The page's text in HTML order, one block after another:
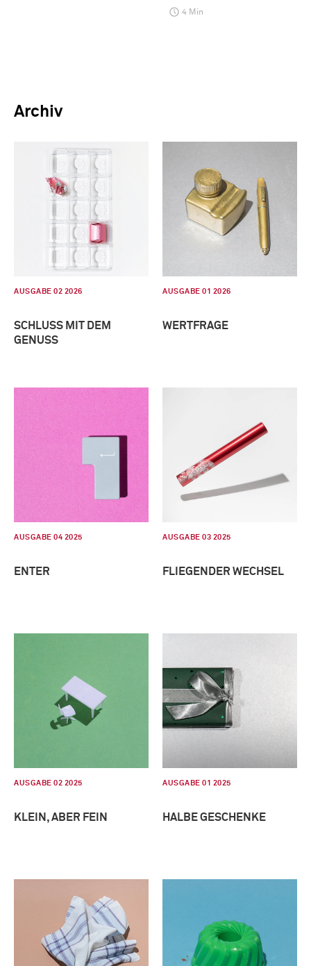
4 Min
Archiv
AUSGABE 02 2026
SCHLUSS MIT DEM
GENUSS
AUSGABE 01 2026
WERTFRAGE
AUSGABE 04 2025
ENTER
AUSGABE 03 2025
FLIEGENDER WECHSEL
AUSGABE 02 2025
KLEIN, ABER FEIN
AUSGABE 01 2025
HALBE GESCHENKE